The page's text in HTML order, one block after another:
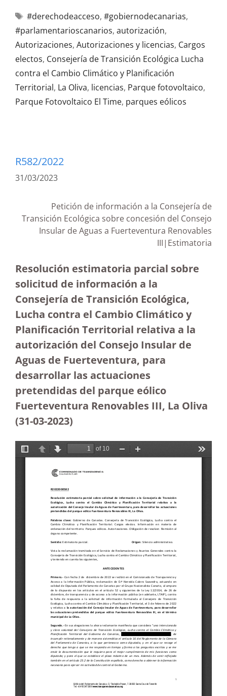
#derechodeacceso, #gobiernodecanarias,
#parlamentarioscanarios, autorización,
Autorizaciones, Autorizaciones y licencias, Cargos
electos, Consejería de Transición Ecológica Lucha
contra el Cambio Climático y Planificación
Territorial, La Oliva, licencias, Parque fotovoltaico,
Parque Fotovoltaico El Time, parques eólicos
R582/2022
31/03/2023
Petición de información a la Consejería de
Transición Ecológica sobre concesión del Consejo
Insular de Aguas a Fuerteventura Renovables
III|Estimatoria
Resolución estimatoria parcial sobre
solicitud de información a la
Consejería de Transición Ecológica,
Lucha contra el Cambio Climático y
Planificación Territorial relativa a la
autorización del Consejo Insular de
Aguas de Fuerteventura, para
desarrollar las actuaciones
pretendidas del parque eólico
Fuerteventura Renovables III, La Oliva
(31-03-2023)